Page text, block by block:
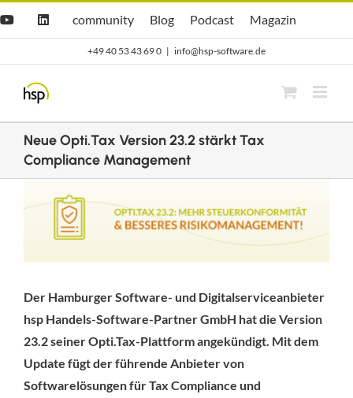
YouTubeLinkedIn
Hsp
community
community
hsp
Blog
Blog Opti.Cast
Podcast Opti.Mag
Magazin
+49 40 53 43 69 0 | info@hsp-software.de
Neue Opti.Tax Version 23.2 stärkt Tax
Compliance Management
grösseres
Der Hamburger Software- und Digitalserviceanbieter
hsp Handels-Software-Partner GmbH hat die Version
23.2 seiner Opti.Tax-Plattform angekündigt. Mit dem
Update fügt der führende Anbieter von
Softwarelösungen für Tax Compliance und